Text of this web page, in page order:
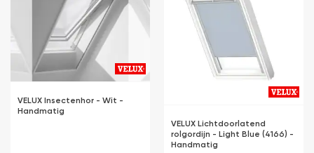
VELUX Insectenhor - Wit -
Handmatig
VELUX Lichtdoorlatend
rolgordijn - Light Blue (4166) -
Handmatig